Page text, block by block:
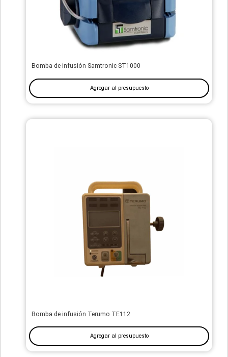
Bomba de infusión Samtronic ST1000
Agregar al presupuesto
Bomba de infusión Terumo TE112
Agregar al presupuesto